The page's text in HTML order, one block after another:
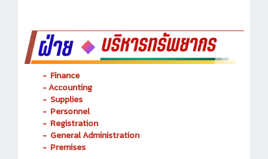
- Finance
- Accounting
- Supplies
- Personnel
- Registration
- General Administration